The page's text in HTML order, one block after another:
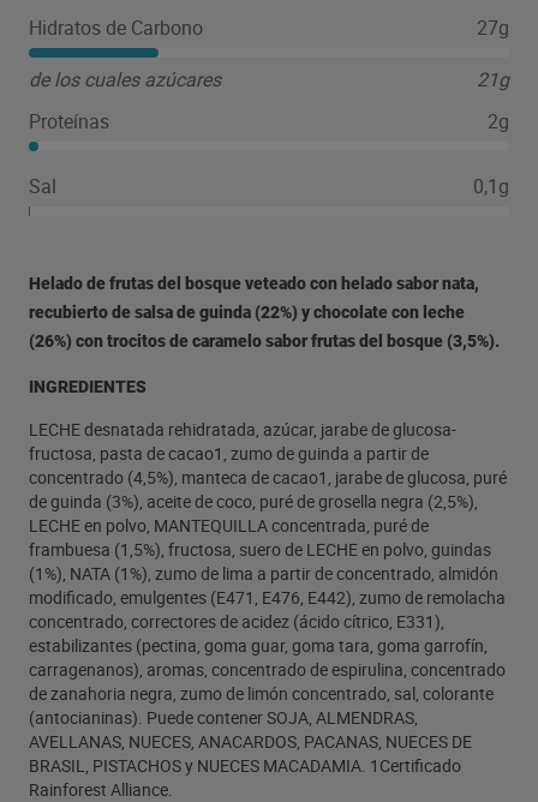
Hidratos de Carbono
27g
de los cuales azúcares
21g
Proteínas
2g
Sal 0,1g
Helado de frutas del bosque veteado con helado sabor nata,
recubierto de salsa de guinda (22%) y chocolate con leche
(26%) con trocitos de caramelo sabor frutas del bosque (3,5%).
INGREDIENTES
LECHE desnatada rehidratada, azúcar, jarabe de glucosa-
fructosa, pasta de cacao1, zumo de guinda a partir de
concentrado (4,5%), manteca de cacao1, jarabe de glucosa, puré
de guinda (3%), aceite de coco, puré de grosella negra (2,5%),
LECHE en polvo, MANTEQUILLA concentrada, puré de
frambuesa (1,5%), fructosa, suero de LECHE en polvo, guindas
(1%), NATA (1%), zumo de lima a partir de concentrado, almidón
modificado, emulgentes (E471, E476, E442), zumo de remolacha
concentrado, correctores de acidez (ácido cítrico, E331),
estabilizantes (pectina, goma guar, goma tara, goma garrofín,
carragenanos), aromas, concentrado de espirulina, concentrado
de zanahoria negra, zumo de limón concentrado, sal, colorante
(antocianinas). Puede contener SOJA, ALMENDRAS,
AVELLANAS, NUECES, ANACARDOS, PACANAS, NUECES DE
BRASIL, PISTACHOS y NUECES MACADAMIA. 1Certificado
Rainforest Alliance.